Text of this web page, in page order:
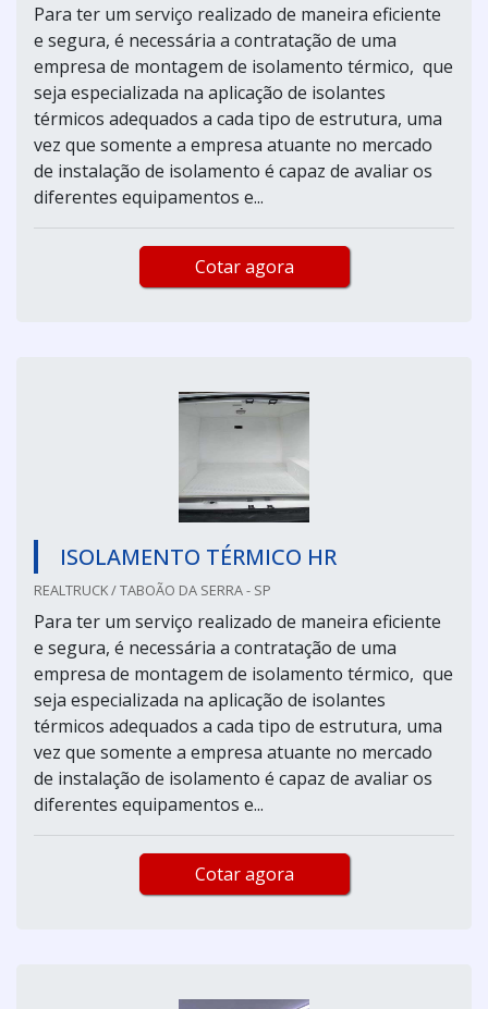
Para ter um serviço realizado de maneira eficiente
e segura, é necessária a contratação de uma
empresa de montagem de isolamento térmico, que
seja especializada na aplicação de isolantes
térmicos adequados a cada tipo de estrutura, uma
vez que somente a empresa atuante no mercado
de instalação de isolamento é capaz de avaliar os
diferentes equipamentos e...
Cotar agora
ISOLAMENTO TÉRMICO HR
REALTRUCK / TABOÃO DA SERRA - SP
Para ter um serviço realizado de maneira eficiente
e segura, é necessária a contratação de uma
empresa de montagem de isolamento térmico, que
seja especializada na aplicação de isolantes
térmicos adequados a cada tipo de estrutura, uma
vez que somente a empresa atuante no mercado
de instalação de isolamento é capaz de avaliar os
diferentes equipamentos e...
Cotar agora